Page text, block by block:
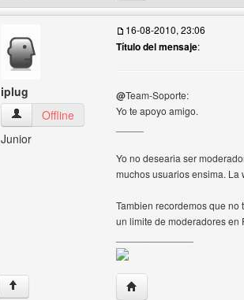
iplug
iplug Ver perfil del usuario
Offline
Junior
16-08-2010, 23:06
Título del mensaje:
@Team-Soporte:
Yo te apoyo amigo.
Yo no desearia ser
muchos usuarios ensima.
Tambien recordemos que
un limite de moderadores en
↑ Visitar sitio web del